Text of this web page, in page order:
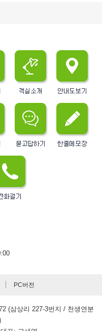
PC버전
(삼상리 227-3번지 / 천생연분